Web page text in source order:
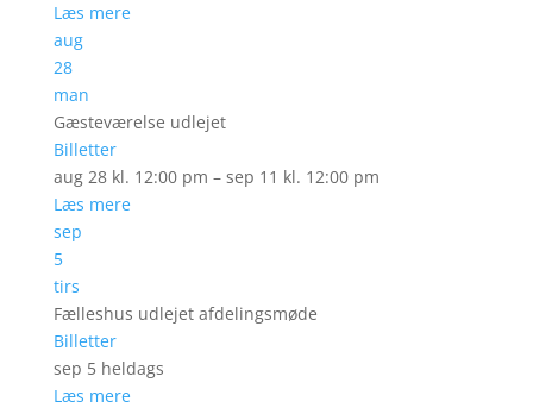
Læs mere
aug
28
man
Gæsteværelse udlejet
Billetter
aug 28 kl. 12:00 pm – sep 11 kl. 12:00 pm
Læs mere
sep
5
tirs
Fælleshus udlejet afdelingsmøde
Billetter
sep 5 heldags
Læs mere